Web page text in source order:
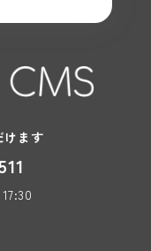
けます